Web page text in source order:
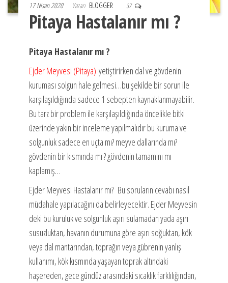
17 Nisan 2020 Yazarı BLOGGER 37
Pitaya Hastalanır mı ?
Pitaya Hastalanır mı ?
Ejder Meyvesi (Pitaya) yetiştirirken dal ve gövdenin
kuruması solgun hale gelmesi…bu şekilde bir sorun ile
karşılaşıldığında sadece 1 sebepten kaynaklanmayabilir.
Bu tarz bir problem ile karşılaşıldığında öncelikle bitki
üzerinde yakın bir inceleme yapılmalıdır bu kuruma ve
solgunluk sadece en uçta mı? meyve dallarında mı?
gövdenin bir kısmında mı ? gövdenin tamamını mı
kaplamış…
Ejder Meyvesi Hastalanır mı? Bu soruların cevabı nasıl
müdahale yapılacağını da belirleyecektir. Ejder Meyvesin
deki bu kuruluk ve solgunluk aşırı sulamadan yada aşırı
susuzluktan, havanın durumuna göre aşırı soğuktan, kök
veya dal mantarından, toprağın veya gübrenin yanlış
kullanımı, kök kısmında yaşayan toprak altındaki
haşereden, gece gündüz arasındaki sıcaklık farklılığından,